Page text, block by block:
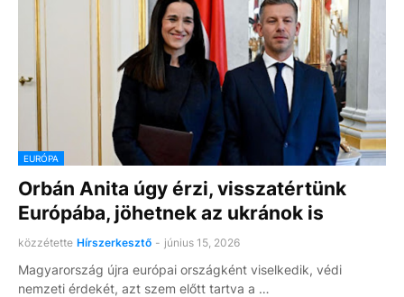
EURÓPA
Orbán Anita úgy érzi, visszatértünk
Európába, jöhetnek az ukránok is
közzétette Hírszerkesztő - június 15, 2026
Magyarország újra európai országként viselkedik, védi
nemzeti érdekét, azt szem előtt tartva a …